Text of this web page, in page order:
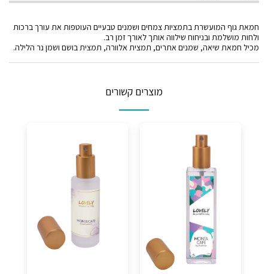
חמאת גוף המועשרת בתמציות צמחים ושמנים טבעיים העוטפות את עורך ברכות
ולחות מושלמת ובניחוח שילווה אותך לאורך זמן רב.
מכיל חמאת שיאה, שמנים אתרים, תמצית אלוורה, תמצית בושם ושמן נר הלילה.
מוצרים קשורים